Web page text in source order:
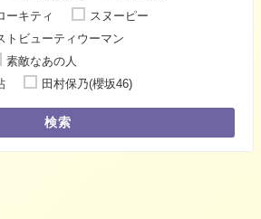
ーキティ
スヌーピー
トビューティウーマン
素敵なあの人
田村保乃(櫻坂46)
検索